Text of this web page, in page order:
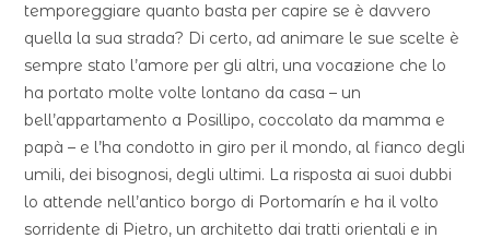
temporeggiare quanto basta per capire se è davvero
quella la sua strada? Di certo, ad animare le sue scelte è
sempre stato l’amore per gli altri, una vocazione che lo
ha portato molte volte lontano da casa – un
bell’appartamento a Posillipo, coccolato da mamma e
papà – e l’ha condotto in giro per il mondo, al fianco degli
umili, dei bisognosi, degli ultimi. La risposta ai suoi dubbi
lo attende nell’antico borgo di Portomarín e ha il volto
sorridente di Pietro, un architetto dai tratti orientali e in